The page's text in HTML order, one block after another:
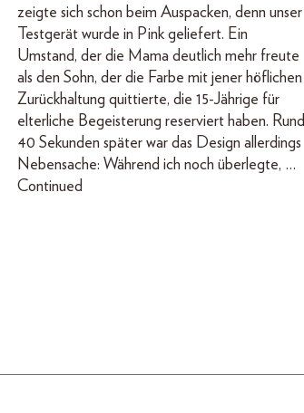
zeigte sich schon beim Auspacken, denn unser
Testgerät wurde in Pink geliefert. Ein
Umstand, der die Mama deutlich mehr freute
als den Sohn, der die Farbe mit jener höflichen
Zurückhaltung quittierte, die 15-Jährige für
elterliche Begeisterung reserviert haben. Rund
40 Sekunden später war das Design allerdings
Nebensache: Während ich noch überlegte, …
Continued